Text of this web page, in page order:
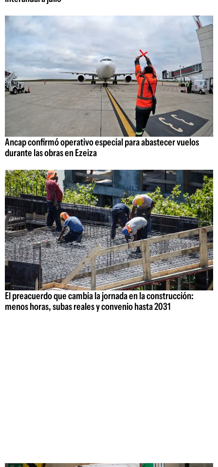
Ancap confirmó operativo especial para abastecer vuelos
durante las obras en Ezeiza
El preacuerdo que cambia la jornada en la construcción:
menos horas, subas reales y convenio hasta 2031